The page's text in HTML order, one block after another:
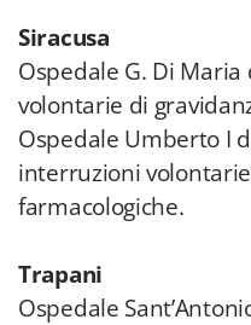
Siracusa
Ospedale G. Di
volontarie di
Ospedale Umberto I
interruzioni
farmacologiche.
Trapani
Ospedale